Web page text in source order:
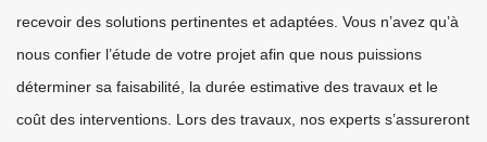
recevoir des solutions pertinentes et adaptées. Vous n’avez qu’à
nous confier l’étude de votre projet afin que nous puissions
déterminer sa faisabilité, la durée estimative des travaux et le
coût des interventions. Lors des travaux, nos experts s’assureront